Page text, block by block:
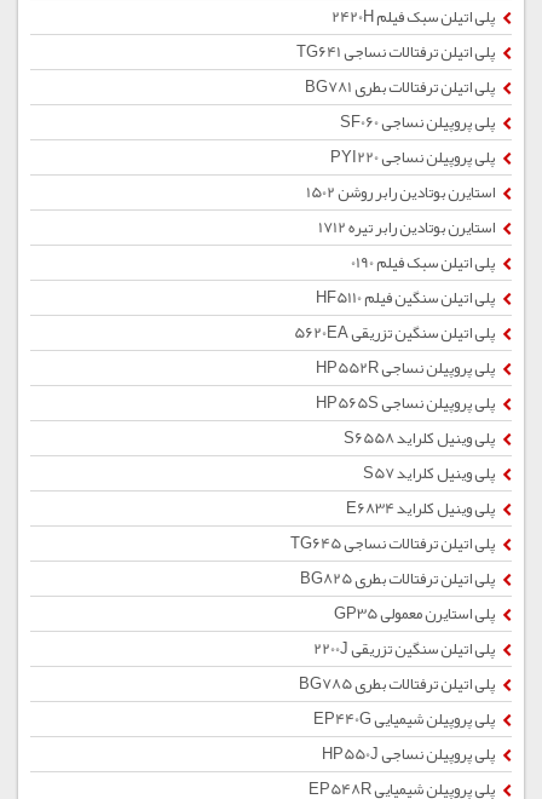
پلی اتیلن سبک فیلم 2420H
پلی اتیلن ترفتالات نساجی TG641
پلی اتیلن ترفتالات بطری BG781
پلی پروپیلن نساجی SF060
پلی پروپیلن نساجی PYI220
استایرن بوتادین رابر روشن 1502
استایرن بوتادین رابر تیره 1712
پلی اتیلن سبک فیلم 0190
پلی اتیلن سنگین فیلم HF5110
پلی اتیلن سنگین تزریقی 5620EA
پلی پروپیلن نساجی HP552R
پلی پروپیلن نساجی HP565S
پلی وینیل کلراید S6558
پلی وینیل کلراید S57
پلی وینیل کلراید E6834
پلی اتیلن ترفتالات نساجی TG645
پلی اتیلن ترفتالات بطری BG825
پلی استایرن معمولی GP35
پلی اتیلن سنگین تزریقی 2200J
پلی اتیلن ترفتالات بطری BG785
پلی پروپیلن شیمیایی EP440G
پلی پروپیلن نساجی HP550J
پلی پروپیلن شیمیایی EP548R